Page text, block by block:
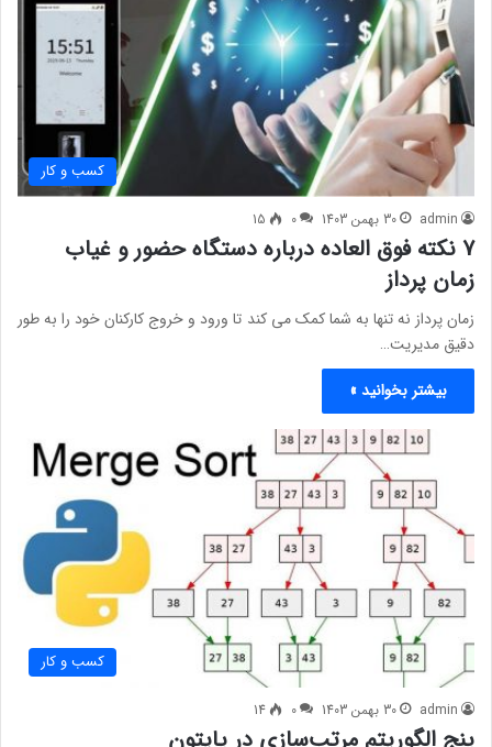
کسب و کار
admin 30 بهمن 1403 0
15
7 نکته فوق العاده درباره دستگاه حضور و غیاب
زمان پرداز
زمان پرداز نه تنها به شما کمک می کند تا ورود و خروج کارکنان خود را به طور
دقیق مدیریت…
بیشتر بخوانید »
کسب و کار
admin 30 بهمن 1403 0
14
پنج الگوریتم مرتب‌سازی در پایتون